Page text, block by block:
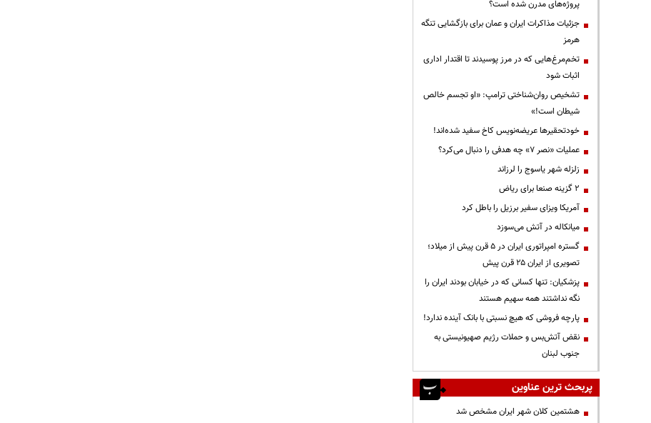
پروژه‌های مدرن شده است؟
جزئیات مذاکرات ایران و عمان برای بازگشایی تنگه
هرمز
تخم‌مرغ‌هایی که در مرز پوسیدند تا اقتدار اداری
اثبات شود
تشخیص روان‌شناختی ترامپ: «او تجسم خالص
شیطان است!»
خودتحقیرها عریضه‌نویس کاخ سفید شده‌اند!
عملیات «نصر ۷» چه هدفی را دنبال می‌کرد؟
زلزله شهر یاسوج را لرزاند
۲ گزینه صنعا برای ریاض
آمریکا ویزای سفیر برزیل را باطل کرد
میانکاله در آتش می‌سوزد
گستره امپراتوری ایران در ۵ قرن پیش از میلاد؛
تصویری از ایران ۲۵ قرن پیش
پزشکیان: تنها کسانی که در خیابان بودند ایران را
نگه نداشتند همه سهیم هستند
پارچه فروشی که هیچ نسبتی با بانک آینده ندارد!
نقض آتش‌بس و حملات رژیم صهیونیستی به
جنوب لبنان
پربحث ترین عناوین
هشتمین کلان شهر ایران مشخص شد